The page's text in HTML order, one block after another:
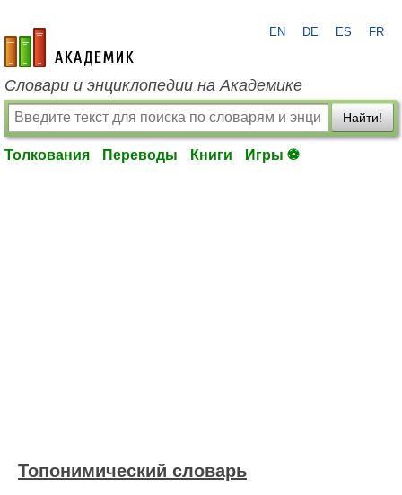
academic.ru
EN DE ES FR
Словари и энциклопедии на Академике
Найти!
Толкования Переводы Книги Игры ⚽
Топонимический словарь